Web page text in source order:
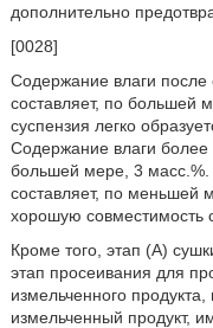
дополнительно
[0028]
Содержание влаги после
составляет, по большей
суспензия легко
Содержание влаги более
большей мере, 3 масс.%.
составляет, по меньшей
хорошую совместимость
Кроме того, этап (A)
этап просеивания для
измельченного
измельченный продукт,